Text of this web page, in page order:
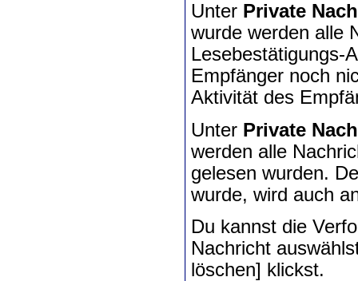
Unter Private
wurde werden alle
Lesebestätigungs-
Empfänger noch
Aktivität des
Unter Private
werden alle
gelesen wurden.
wurde, wird auch
Du kannst die
Nachricht
löschen] klickst.